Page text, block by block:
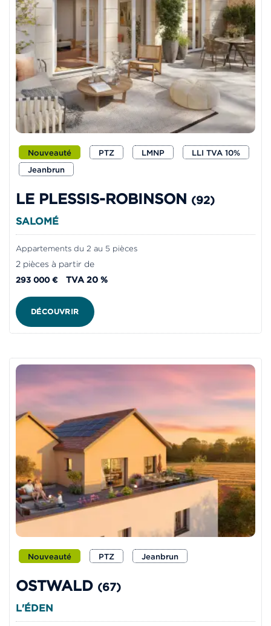
Nouveauté PTZ LMNP
LLI TVA 10%
Jeanbrun
LE PLESSIS-ROBINSON (92)
SALOMÉ
Appartements du 2 au 5 pièces
2 pièces à partir de
293 000 € TVA 20 %
DÉCOUVRIR
Nouveauté PTZ Jeanbrun
OSTWALD (67)
L'ÉDEN